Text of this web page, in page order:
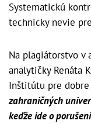
Systematickú
technicky nevie
Na plagiátorstvo v
analytičky Renáta
Inštitútu pre dobre
zahraničných
keďže ide o